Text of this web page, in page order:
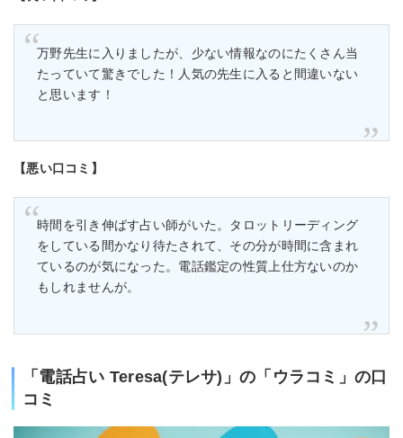
万野先生に入りましたが、少ない情報なのにたくさん当
たっていて驚きでした！人気の先生に入ると間違いない
と思います！
【悪い口コミ】
時間を引き伸ばす占い師がいた。タロットリーディング
をしている間かなり待たされて、その分が時間に含まれ
ているのが気になった。電話鑑定の性質上仕方ないのか
もしれませんが。
「電話占い Teresa(テレサ)」の「ウラコミ」の口
コミ